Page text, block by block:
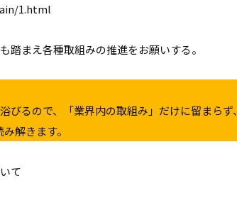
1.html
踏まえ各種取組みの推進をお願いする。
るので、「業界内の取組み」だけに留まらず、
解きます。
て